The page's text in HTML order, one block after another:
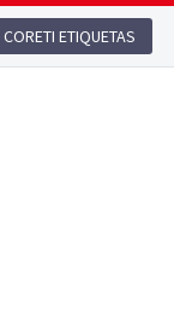
CORETI ETIQUETAS